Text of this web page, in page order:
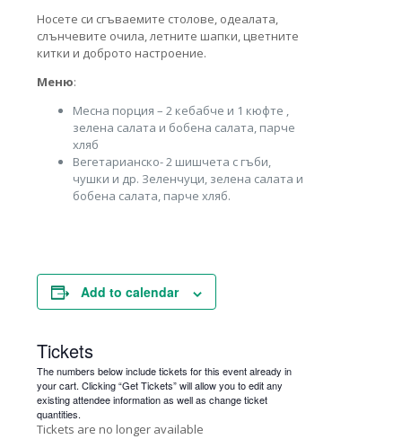
Носете си сгъваемите столове, одеалата,
слънчевите очила, летните шапки, цветните
китки и доброто настроение.
Меню:
Месна порция – 2 кебабче и 1 кюфте ,
зелена салата и бобена салата, парче
хляб
Вегетарианско- 2 шишчета с гъби,
чушки и др. Зеленчуци, зелена салата и
бобена салата, парче хляб.
Add to calendar
Tickets
The numbers below include tickets for this event already in
your cart. Clicking “Get Tickets” will allow you to edit any
existing attendee information as well as change ticket
quantities.
Tickets are no longer available